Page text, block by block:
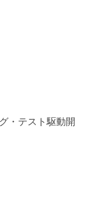
・テスト駆動開